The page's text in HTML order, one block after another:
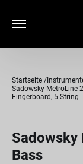
Startseite
Sadowsky MetroLine
Fingerboard, 5-String
Sadowsky
Bass